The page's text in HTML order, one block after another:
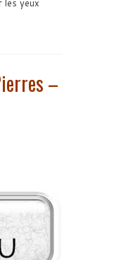
les yeux
–